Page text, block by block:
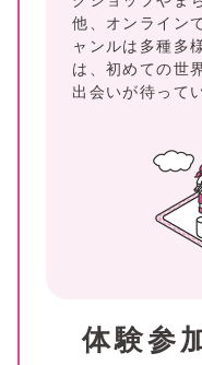
他、オンライン
ャンルは多種多
は、初めての世
出会いが待って
体験参